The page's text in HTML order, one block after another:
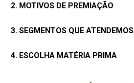
2. MOTIVOS DE PREMIAÇÃO
3. SEGMENTOS QUE ATENDEMOS
4. ESCOLHA MATÉRIA PRIMA